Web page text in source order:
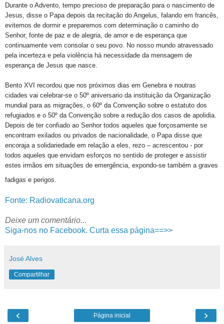
Durante o Advento, tempo precioso de preparação para o nascimento de
Jesus, disse o Papa depois da recitação do Angelus, falando em francês,
evitemos de dormir e preparemos com determinação o caminho do
Senhor, fonte de paz e de alegria, de amor e de esperança que
continuamente vem consolar o seu povo. No nosso mundo atravessado
pela incerteza e pela violência há necessidade da mensagem de
esperança de Jesus que nasce.
Bento XVI recordou que nos próximos dias em Genebra e noutras
cidades vai celebrar-se o 50º aniversario da instituição da Organização
mundial para as migrações, o 60º da Convenção sobre o estatuto dos
refugiados e o 50º da Convenção sobre a redução dos casos de apolidia.
Depois de ter confiado ao Senhor todos aqueles que forçosamente se
encontram exilados ou privados de nacionalidade, o Papa disse que
encoraja a solidariedade em relação a eles, rezo – acrescentou - por
todos aqueles que envidam esforços no sentido de proteger e assistir
estes irmãos em situações de emergência, expondo-se também a graves
fadigas e perigos.
Fonte: Radiovaticana.org
Deixe um comentário...
Siga-nos no Facebook. Curta essa página==>>
José Alves
Compartilhar
‹ ›
Página inicial